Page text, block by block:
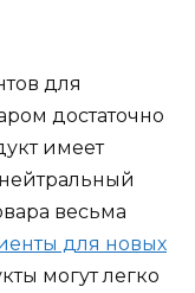
для
достаточно
имеет
весьма
для новых
могут легко